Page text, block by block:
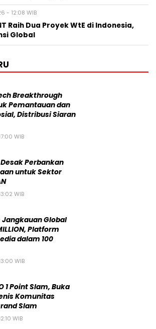
- 12:08 WIB
Raih Dua Proyek WtE di Indonesia,
Global
Breakthrough
Pemantauan dan
Distribusi Siaran
WIB
Perbankan
untuk Sektor
WIB
Global
Platform
dalam 100
WIB
1 Point Slam, Buka
Komunitas
Slam
WIB